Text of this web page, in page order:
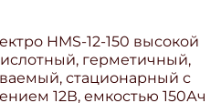
HMS-12-150 высокой
герметичный,
стационарный с
12В, емкостью 150Ач